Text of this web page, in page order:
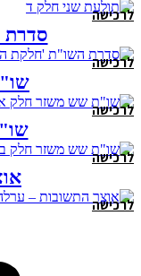
לרכישה
לרכישה
לרכישה
לרכישה
לרכישה